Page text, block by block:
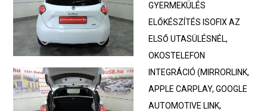
GYERMEKÜLÉS
ELŐKÉSZÍTÉS ISOFIX AZ
ELSŐ UTASÜLÉSNÉL,
OKOSTELEFON
INTEGRÁCIÓ (MIRRORLINK,
APPLE CARPLAY, GOOGLE
AUTOMOTIVE LINK,